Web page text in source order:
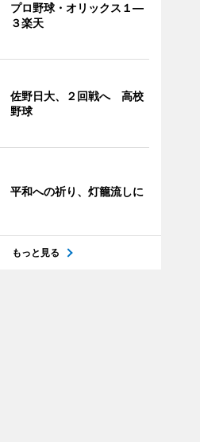
プロ野球・オリックス１―
３楽天
佐野日大、２回戦へ 高校
野球
平和への祈り、灯籠流しに
もっと見る